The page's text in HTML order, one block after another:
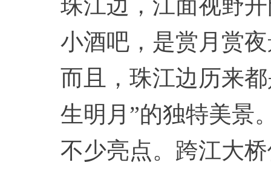
珠江边，江面视野
小酒吧，是赏月赏
而且，珠江边历来
生明月”的独特美景
不少亮点。跨江大